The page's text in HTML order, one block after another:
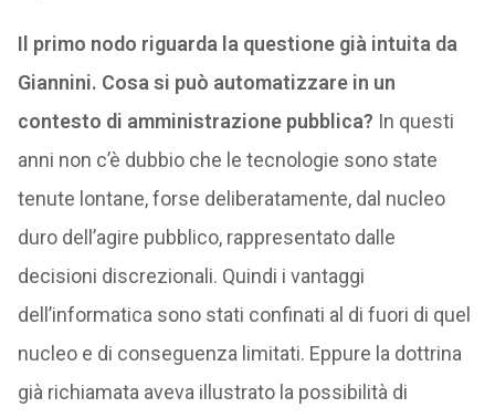
Il primo nodo riguarda la questione già intuita da
Giannini. Cosa si può automatizzare in un
contesto di amministrazione pubblica? In questi
anni non c’è dubbio che le tecnologie sono state
tenute lontane, forse deliberatamente, dal nucleo
duro dell’agire pubblico, rappresentato dalle
decisioni discrezionali. Quindi i vantaggi
dell’informatica sono stati confinati al di fuori di quel
nucleo e di conseguenza limitati. Eppure la dottrina
già richiamata aveva illustrato la possibilità di